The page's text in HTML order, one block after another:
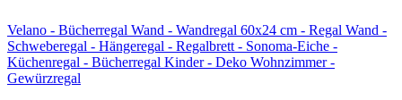
Velano - Bücherregal Wand - Wandregal 60x24 cm - Regal Wand -
Schweberegal - Hängeregal - Regalbrett - Sonoma-Eiche -
Küchenregal - Bücherregal Kinder - Deko Wohnzimmer -
Gewürzregal